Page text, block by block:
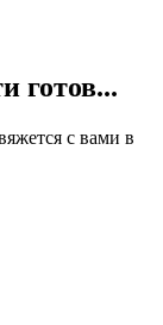
готов...
с вами в